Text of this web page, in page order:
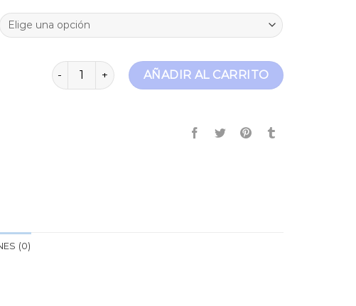
jeans leggins cantidadAÑADIR AL CARRITO
(0)